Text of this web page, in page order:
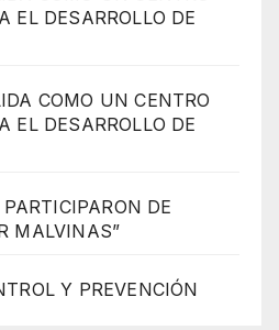
EL DESARROLLO DE
COMO UN CENTRO
EL DESARROLLO DE
DE
MALVINAS”
Y PREVENCIÓN